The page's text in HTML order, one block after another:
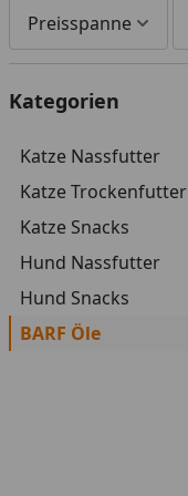
Preisspanne
Kategorien
Katze Nassfutter
Katze Trockenfutter
Katze Snacks
Hund Nassfutter
Hund Snacks
BARF Öle